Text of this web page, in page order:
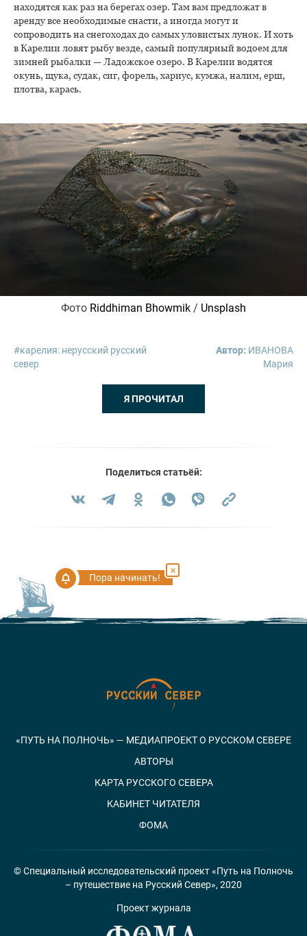
находятся как раз на берегах озер. Там вам предложат в
аренду все необходимые снасти, а иногда могут и
сопроводить на снегоходах до самых уловистых лунок. И хоть
в Карелии ловят рыбу везде, самый популярный водоем для
зимней рыбалки — Ладожское озеро. В Карелии водятся
окунь, щука, судак, сиг, форель, хариус, кумжа, налим, ерш,
плотва, карась.
Фото Riddhiman Bhowmik / Unsplash
карелия: нерусский русский
север
Автор: ИВАНОВА
Мария
Я ПРОЧИТАЛ
Поделиться статьёй:
Пора начинать!
×
«ПУТЬ НА ПОЛНОЧЬ» — МЕДИАПРОЕКТ О РУССКОМ СЕВЕРЕ
АВТОРЫ
КАРТА РУССКОГО СЕВЕРА
КАБИНЕТ ЧИТАТЕЛЯ
ФОМА
© Специальный исследовательский проект «Путь на Полночь
– путешествие на Русский Север», 2020
Проект журнала